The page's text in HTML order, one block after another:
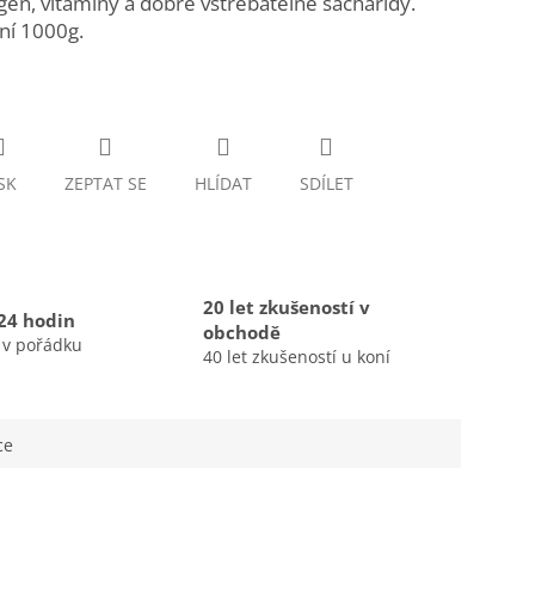
1000g.
ZEPTAT SE HLÍDAT SDÍLET
hodin
pořádku
20 let zkušeností v
obchodě
40 let zkušeností u koní